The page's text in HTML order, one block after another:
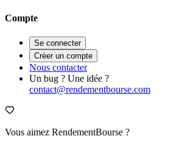
Compte
Se connecter
Créer un compte
Nous contacter
Un bug ? Une idée ?
contact@rendementbourse.com
Vous aimez RendementBourse ?